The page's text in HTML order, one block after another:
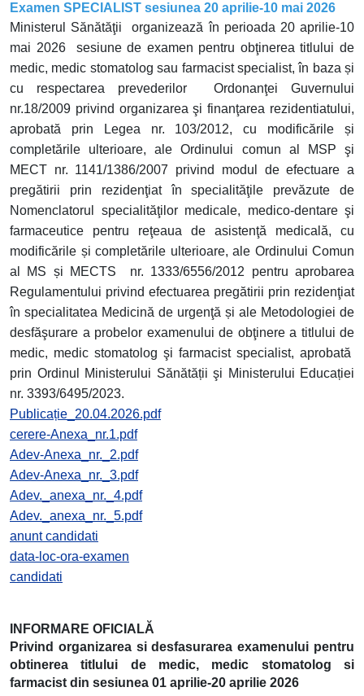
Examen SPECIALIST sesiunea 20 aprilie-10 mai 2026
Ministerul Sănătăţii organizează în perioada 20 aprilie-10
mai 2026 sesiune de examen pentru obţinerea titlului de
medic, medic stomatolog sau farmacist specialist, în baza și
cu respectarea prevederilor Ordonanţei Guvernului
nr.18/2009 privind organizarea şi finanţarea rezidentiatului,
aprobată prin Legea nr. 103/2012, cu modificările și
completările ulterioare, ale Ordinului comun al MSP şi
MECT nr. 1141/1386/2007 privind modul de efectuare a
pregătirii prin rezidenţiat în specialităţile prevăzute de
Nomenclatorul specialităţilor medicale, medico-dentare şi
farmaceutice pentru reţeaua de asistenţă medicală, cu
modificările și completările ulterioare, ale Ordinului Comun
al MS și MECTS nr. 1333/6556/2012 pentru aprobarea
Regulamentului privind efectuarea pregătirii prin rezidenţiat
în specialitatea Medicină de urgenţă și ale Metodologiei de
desfăşurare a probelor examenului de obţinere a titlului de
medic, medic stomatolog şi farmacist specialist, aprobată
prin Ordinul Ministerului Sănătății şi Ministerului Educației
nr. 3393/6495/2023.
Publicație_20.04.2026.pdf
cerere-Anexa_nr.1.pdf
Adev-Anexa_nr._2.pdf
Adev-Anexa_nr._3.pdf
Adev._anexa_nr._4.pdf
Adev._anexa_nr._5.pdf
anunt candidati
data-loc-ora-examen
candidati
INFORMARE OFICIALĂ
Privind organizarea si desfasurarea examenului pentru
obtinerea titlului de medic, medic stomatolog si
farmacist din sesiunea 01 aprilie-20 aprilie 2026